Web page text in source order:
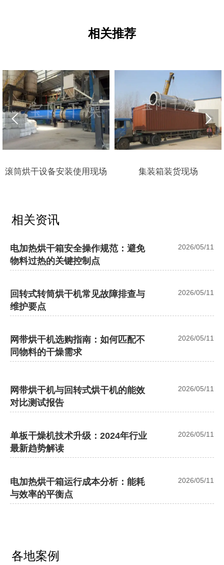
相关推荐
滚筒烘干设备安装使用现场 集装箱装货现场
 
相关资讯
电加热烘干箱安全操作规范：避免
物料过热的关键控制点
2026/05/11
回转式转筒烘干机常见故障排查与
维护要点
2026/05/11
网带烘干机选购指南：如何匹配不
同物料的干燥需求
2026/05/11
网带烘干机与回转式烘干机的能效
对比测试报告
2026/05/11
单板干燥机技术升级：2024年行业
最新趋势解读
2026/05/11
电加热烘干箱运行成本分析：能耗
与效率的平衡点
2026/05/11
各地案例